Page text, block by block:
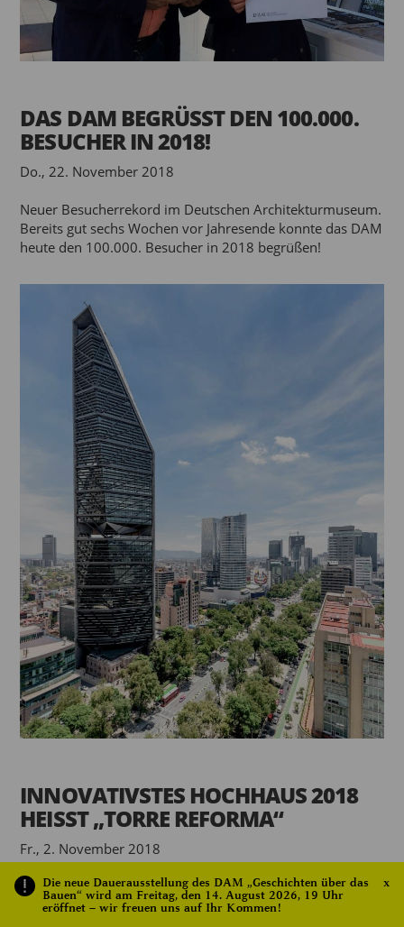
DAS DAM BEGRÜSST DEN 100.000.
BESUCHER IN 2018!
Do., 22. November 2018
Neuer Besucherrekord im Deutschen Architekturmuseum.
Bereits gut sechs Wochen vor Jahresende konnte das DAM
heute den 100.000. Besucher in 2018 begrüßen!
INNOVATIVSTES HOCHHAUS 2018
HEISST „TORRE REFORMA“
Fr., 2. November 2018
Das Finale um den Internationalen Hochhaus Preis (IHP)
2018 ist entschieden. Der Büroturm ‘Torre Reforma‘ in
Die neue Dauerausstellung des DAM „Geschichten über das
Bauen“ wird am Freitag, den 14. August 2026, 19 Uhr
eröffnet – wir freuen uns auf Ihr Kommen!
x